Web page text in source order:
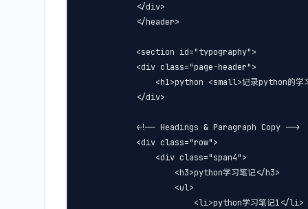
            </div>
            </header>
            <section id="typography">
            <div class="page-header">
<h1>python <small>记录python的学
            </div>
            <!-- Headings & Paragraph Copy -->
            <div class="row">
                <div class="span4">
                    <h3>python学习笔记</h3>
                    <ul>
                        <li>python学习笔记1</li>